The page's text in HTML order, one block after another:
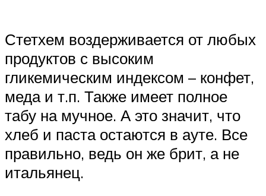
Стетхем воздерживается от любых
продуктов с высоким
гликемическим индексом – конфет,
меда и т.п. Также имеет полное
табу на мучное. А это значит, что
хлеб и паста остаются в ауте. Все
правильно, ведь он же брит, а не
итальянец.